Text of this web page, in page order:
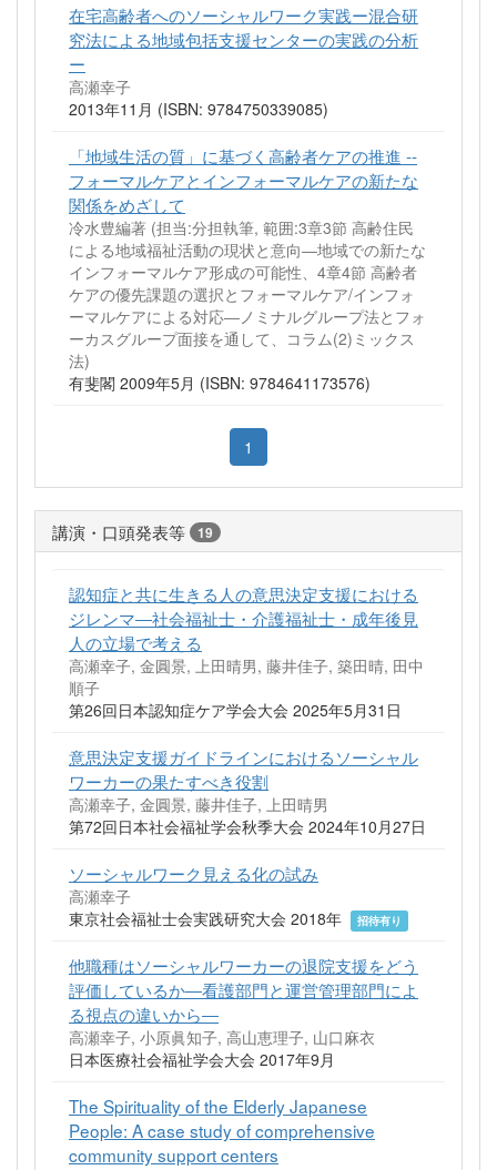
在宅高齢者へのソーシャルワーク実践ー混合研
究法による地域包括支援センターの実践の分析
ー
高瀬幸子
2013年11月 (ISBN: 9784750339085)
「地域生活の質」に基づく高齢者ケアの推進 --
フォーマルケアとインフォーマルケアの新たな
関係をめざして
冷水豊編著 (担当:分担執筆, 範囲:3章3節 高齢住民
による地域福祉活動の現状と意向―地域での新たな
インフォーマルケア形成の可能性、4章4節 高齢者
ケアの優先課題の選択とフォーマルケア/インフォ
ーマルケアによる対応―ノミナルグループ法とフォ
ーカスグループ面接を通して、コラム(2)ミックス
法)
有斐閣 2009年5月 (ISBN: 9784641173576)
1
講演・口頭発表等 19
認知症と共に生きる人の意思決定支援における
ジレンマ―社会福祉士・介護福祉士・成年後見
人の立場で考える
高瀬幸子, 金圓景, 上田晴男, 藤井佳子, 築田晴, 田中
順子
第26回日本認知症ケア学会大会 2025年5月31日
意思決定支援ガイドラインにおけるソーシャル
ワーカーの果たすべき役割
高瀬幸子, 金圓景, 藤井佳子, 上田晴男
第72回日本社会福祉学会秋季大会 2024年10月27日
ソーシャルワーク見える化の試み
高瀬幸子
東京社会福祉士会実践研究大会 2018年
招待有り
他職種はソーシャルワーカーの退院支援をどう
評価しているか―看護部門と運営管理部門によ
る視点の違いから―
高瀬幸子, 小原眞知子, 高山恵理子, 山口麻衣
日本医療社会福祉学会大会 2017年9月
The Spirituality of the Elderly Japanese
People: A case study of comprehensive
community support centers